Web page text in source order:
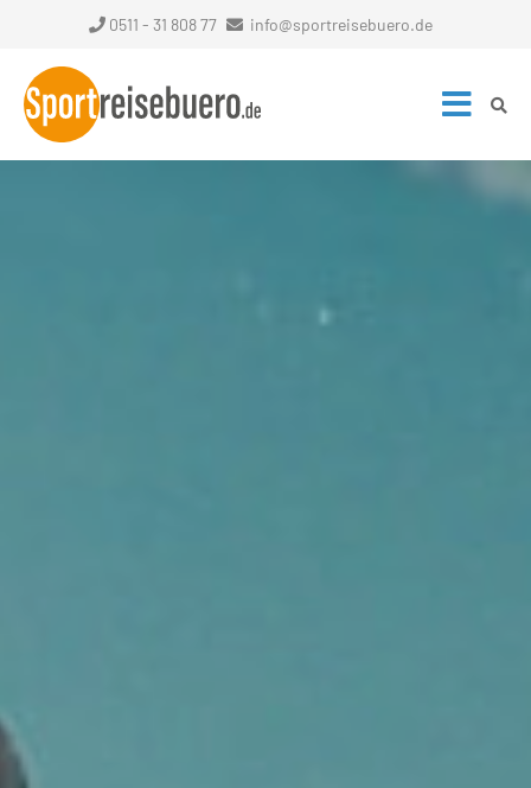
0511 - 31 808 77 info@sportreisebuero.de